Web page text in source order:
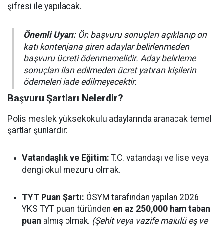
şifresi ile yapılacak.
Önemli Uyarı:Ön başvuru sonuçları açıklanıp on
katı kontenjana giren adaylar belirlenmeden
başvuru ücreti ödenmemelidir. Aday belirleme
sonuçları ilan edilmeden ücret yatıran kişilerin
ödemeleri iade edilmeyecektir.
Başvuru Şartları Nelerdir?
Polis meslek yüksekokulu adaylarında aranacak temel
şartlar şunlardır:
Vatandaşlık ve Eğitim: T.C. vatandaşı ve lise veya
dengi okul mezunu olmak.
TYT Puan Şartı: ÖSYM tarafından yapılan 2026
YKS TYT puan türünden en az 250,000 ham taban
puan almış olmak. (Şehit veya vazife malulü eş ve